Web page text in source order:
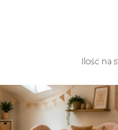
Ilość na